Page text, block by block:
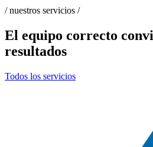
/nuestros servicios /
El equipo correcto
resultados
Todos los servicios